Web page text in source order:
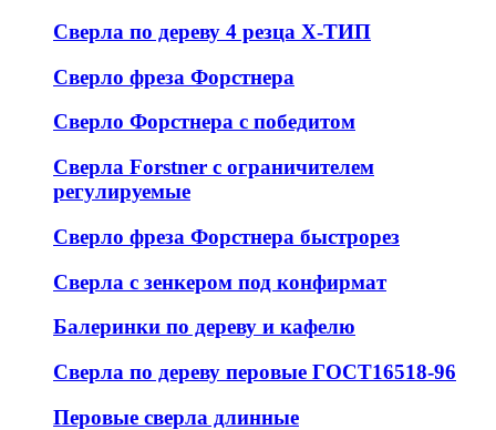
Сверла по дереву 4 резца Х-ТИП
Сверло фреза Форстнера
Сверло Форстнера с победитом
Сверла Forstner с ограничителем
регулируемые
Сверло фреза Форстнера быстрорез
Сверла с зенкером под конфирмат
Балеринки по дереву и кафелю
Сверла по дереву перовые ГОСТ16518-96
Перовые сверла длинные